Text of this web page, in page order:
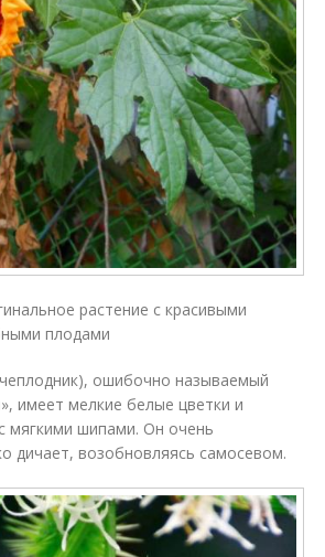
растение с красивыми
плодами
ошибочно называемый
имеет мелкие белые цветки и
мягкими шипами. Он очень
дичает, возобновляясь самосевом.